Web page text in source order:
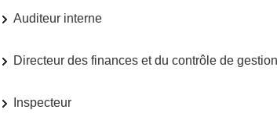
Auditeur interne
Directeur des finances et du contrôle de gestion
Inspecteur